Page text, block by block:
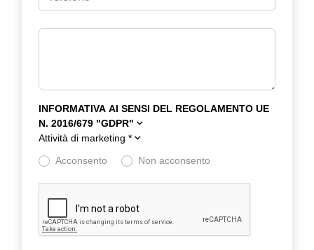
INFORMATIVA AI SENSI DEL REGOLAMENTO UE
N. 2016/679 "GDPR"
Attività di marketing *
Acconsento Non acconsento